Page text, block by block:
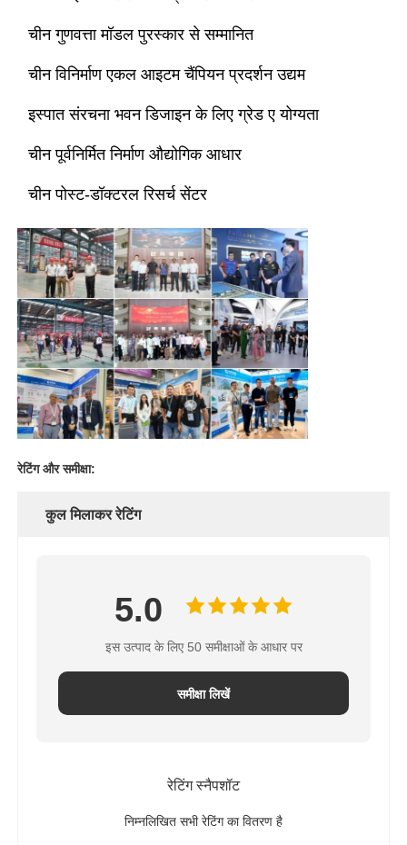
इस्पात संरचना पोल्ट्री हाउस
मल्टी स्टोरी स्टील संरचना
औद्योगिक इस्पात संरचना
वाणिज्यिक इस्पात संरचना
प्रीफैब स्टील संरचना
चीन गुणवत्ता मॉडल पुरस्कार से सम्मानित
चीन विनिर्माण एकल आइटम चैंपियन प्रदर्शन उद्यम
इस्पात संरचना भवन डिजाइन के लिए ग्रेड ए योग्यता
चीन पूर्वनिर्मित निर्माण औद्योगिक आधार
चीन पोस्ट-डॉक्टरल रिसर्च सेंटर
रेटिंग और समीक्षा:
कुल मिलाकर रेटिंग
5.0
इस उत्पाद के लिए 50 समीक्षाओं के आधार पर
समीक्षा लिखें
रेटिंग स्नैपशॉट
निम्नलिखित सभी रेटिंग का वितरण है